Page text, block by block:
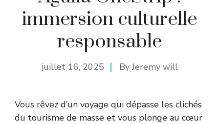
immersion culturelle
responsable
juillet 16, 2025 ByJeremy will
Vous rêvez d’un voyage qui dépasse les clichés
du tourisme de masse et vous plonge au cœur